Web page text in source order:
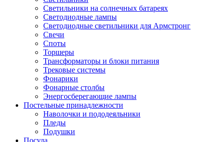
Светильники на солнечных батареях
Светодиодные лампы
Светодиодные светильники для Армстронг
Свечи
Споты
Торшеры
Трансформаторы и блоки питания
Трековые системы
Фонарики
Фонарные столбы
Энергосберегающие лампы
Постельные принадлежности
Наволочки и пододеяльники
Пледы
Подушки
Посуда